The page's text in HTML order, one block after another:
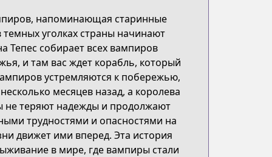
напоминающая старинные
уголках страны начинают
Тепес собирает всех вампиров
и там вас ждет корабль, который
устремляются к побережью,
месяцев назад, а королева
не теряют надежды и продолжают
трудностями и опасностями на
движет ими вперед. Эта история
в мире, где вампиры стали